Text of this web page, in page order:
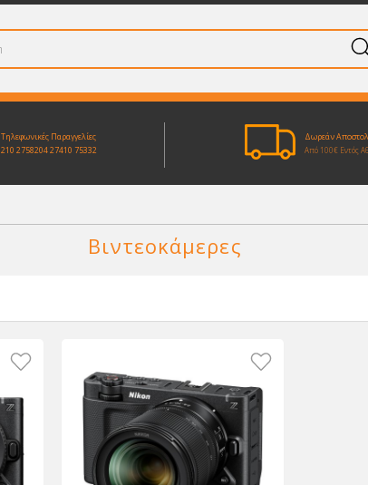
Τηλεφωνικές Παραγγελίες
210 275820427410 75332
Δωρεάν
Από 100€ Εντός
Βιντεοκάμερες